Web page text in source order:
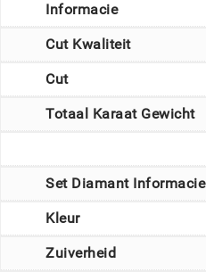
Informacie
Cut Kwaliteit
Cut
Totaal Karaat Gewicht
Set Diamant Informacie
Kleur
Zuiverheid